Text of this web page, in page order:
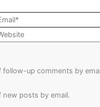
follow-up comments by
new posts by email.